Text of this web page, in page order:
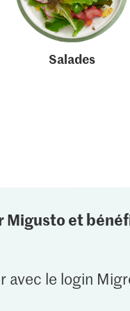
Salades
Migusto et
avec le login